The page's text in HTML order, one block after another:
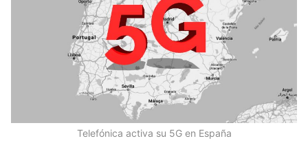
Telefónica activa su 5G en España